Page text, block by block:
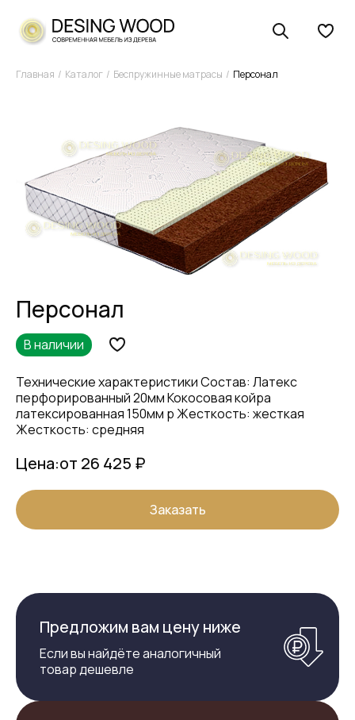
Главная Каталог Беспружинные матрасы Персонал
Персонал
В наличии
Технические характеристики Состав: Латекс
перфорированный 20мм Кокосовая койра
латексированная 150мм р Жесткость: жесткая
Жесткость: средняя
Цена:от 26 425 ₽
Заказать
Предложим вам цену ниже
Если вы найдёте аналогичный
товар дешевле